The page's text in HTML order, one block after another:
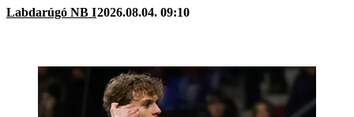
Labdarúgó NB I2026.08.04. 09:10